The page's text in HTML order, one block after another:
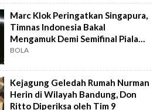
Marc Klok Peringatkan Singapura,
Timnas Indonesia Bakal
Mengamuk Demi Semifinal Piala
AFF 2026
BOLA
Kejagung Geledah Rumah Nurman
Herin di Wilayah Bandung, Don
Ritto Diperiksa oleh Tim 9